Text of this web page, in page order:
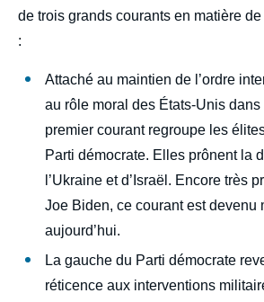
de trois grands courants en matière
:
Attaché au maintien de l’ordre
au rôle moral des États-Unis
premier courant regroupe les
Parti démocrate. Elles prônent la
l’Ukraine et d’Israël. Encore très
Joe Biden, ce courant est devenu
aujourd’hui.
La gauche du Parti démocrate
réticence aux interventions